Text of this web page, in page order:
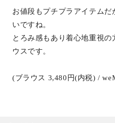
お値段もプチプラアイテムだ
いですね。
とろみ感もあり着心地重視
ウスです。
(ブラウス 3,480円(内税) /